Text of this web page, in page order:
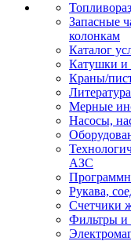
Запасные
колонкам
Каталог
Катушки и
Краны/
Мерные
Насосы,
АЗС
Рукава,
Счетчики
Фильтры и